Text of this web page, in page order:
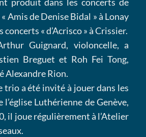
produit dans les concerts de
Amis de Denise Bidal » à Lonay
concerts « d’Acrisco » à Crissier.
Guignard, violoncelle, a
Breguet et Roh Fei Tong,
Alexandre Rion.
trio a été invité à jouer dans les
l’église Luthérienne de Genève,
il joue régulièrement à l’Atelier